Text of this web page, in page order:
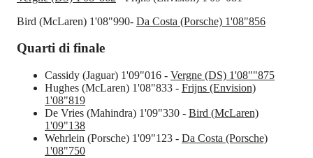
Bird (McLaren) 1'08"990- Da Costa (Porsche) 1'08"856
Quarti di finale
Cassidy (Jaguar) 1'09"016 - Vergne (DS) 1'08""875
Hughes (McLaren) 1'08"833 - Frijns (Envision)
1'08"819
De Vries (Mahindra) 1'09"330 - Bird (McLaren)
1'09"138
Wehrlein (Porsche) 1'09"123 - Da Costa (Porsche)
1'08"750